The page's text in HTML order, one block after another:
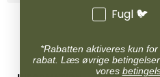
Fugl 🐦
*Rabatten aktiveres kun
rabat. Læs øvrige
vores